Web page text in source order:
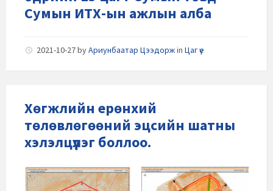
Сумын ИТХ-ын ажлын алба
2021-10-27byАриунбаатар Цээдоржin Цаг үе
Хөгжлийн ерөнхий
төлөвлөгөөний эцсийн шатны
хэлэлцүүлэг боллоо.